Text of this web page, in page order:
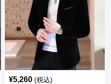
¥5,260 (税込)